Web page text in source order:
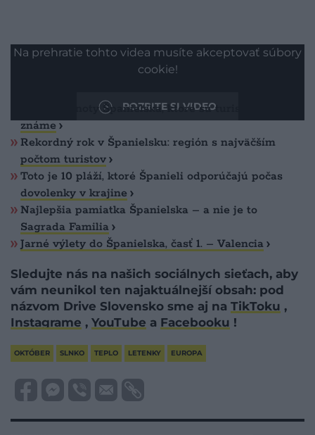
Na prehratie tohto videa musíte akceptovať súbory
cookie!
POZRITE SI VIDEO
Skryté klenoty Španielska, ktoré sú turistom málo
známe
Rekordný rok v Španielsku: región s najväčším
počtom turistov
​Toto je 10 pláží, ktoré Španieli odporúčajú počas
dovolenky v krajine
Najlepšia pamiatka Španielska – a nie je to
Sagrada Familia
Jarné výlety do Španielska, časť 1. – Valencia
Sledujte nás na našich sociálnych sieťach, aby
vám neunikol ten najaktuálnejší obsah: pod
názvom Drive Slovensko sme aj na TikToku ,
Instagrame , YouTube a Facebooku !
OKTÓBER SLNKO TEPLO LETENKY EUROPA